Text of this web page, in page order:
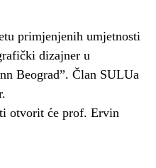
primjenjenih umjetnosti
dizajner u
Beograd”. Član SULUa
otvorit će prof. Ervin